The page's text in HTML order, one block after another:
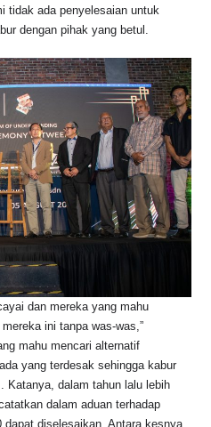
tidak ada penyelesaian untuk
dengan pihak yang betul.
dan mereka yang mahu
ini tanpa was-was,”
mahu mencari alternatif
yang terdesak sehingga kabur
Katanya, dalam tahun lalu lebih
dalam aduan terhadap
diselesaikan. Antara kesnya